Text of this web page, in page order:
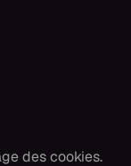
des cookies.